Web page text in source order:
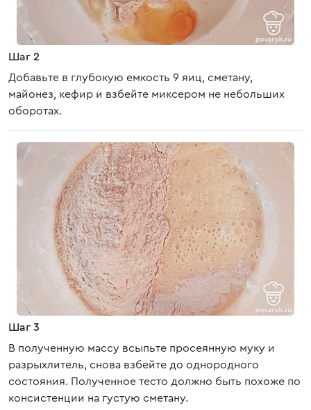
Шаг 2
Добавьте в глубокую емкость 9 яиц, сметану,
майонез, кефир и взбейте миксером не небольших
оборотах.
Шаг 3
В полученную массу всыпьте просеянную муку и
разрыхлитель, снова взбейте до однородного
состояния. Полученное тесто должно быть похоже по
консистенции на густую сметану.